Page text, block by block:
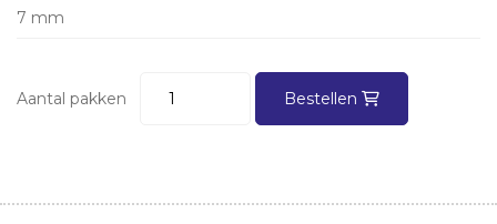
7 mm
Aantal pakken Bestellen